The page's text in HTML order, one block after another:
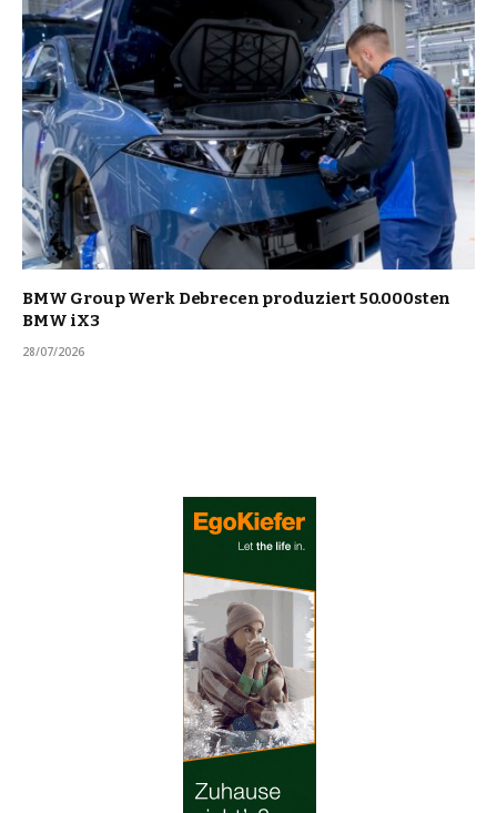
BMW Group Werk Debrecen produziert 50.000sten
BMW iX3
28/07/2026